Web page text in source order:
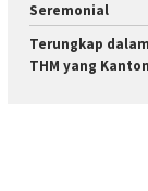
Seremonial
Terungkap
THM yang